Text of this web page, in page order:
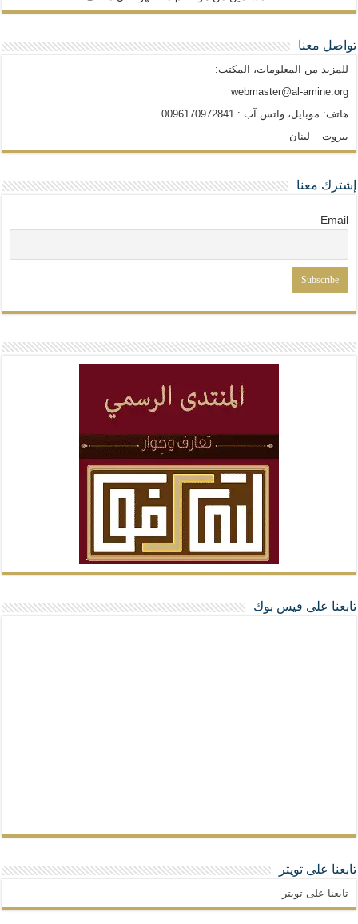
تواصل معنا
للمزيد من المعلومات، المكتب:
webmaster@al-amine.org
هاتف: موبايل، واتس آب : 0096170972841
بيروت – لبنان
إشترك معنا
Email
تابعنا على فيس بوك
تابعنا على تويتر
تابعنا على تويتر